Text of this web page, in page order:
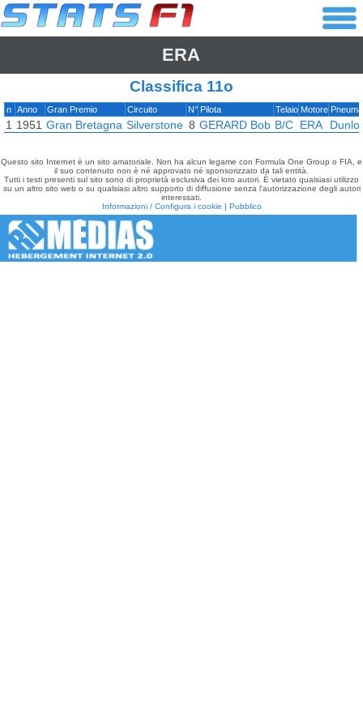
ERA
Classifica 11o
n Anno Gran Premio Circuito N° Pilota Telaio Motore
1 1951 Gran Bretagna Silverstone 8 GERARD Bob B/C ERA
Questo sito Internet è un sito amatoriale. Non ha alcun legame con Formula One Group o FIA, e
il suo contenuto non è né approvato né sponsorizzato da tali entità.
Tutti i testi presenti sul sito sono di proprietà esclusiva dei loro autori. È vietato qualsiasi utilizzo
su un altro sito web o su qualsiasi altro supporto di diffusione senza l'autorizzazione degli autori
interessati.
Informazioni / Configura i cookie | Pubblico